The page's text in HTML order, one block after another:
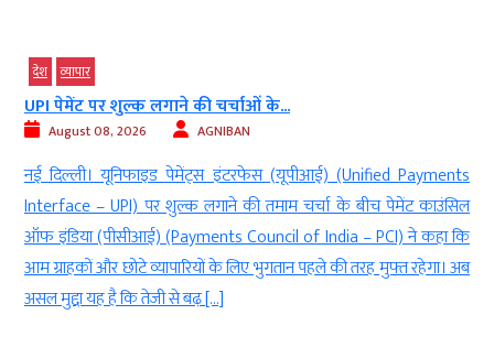
व्‍यापार
चांदी के नकली गहनों पर लगाम लगाने की...
August 09, 2026 Digvijay
नई दिल्ली: सोने की कीमतों में तेजी के बीच अब लोगों का रुझान चांदी की ज्वेलरी
की तरफ बढ़ रहा है. बढ़ती मांग को देखते हुए भारतीय मानक ब्यूरो यानी BIS
चांदी के गहनों की टेस्टिंग और हॉलमार्किंग की व्यवस्था को और मजबूत करने की
तैयारी कर रहा है. BIS के एक वरिष्ठ अधिकारी ने […]